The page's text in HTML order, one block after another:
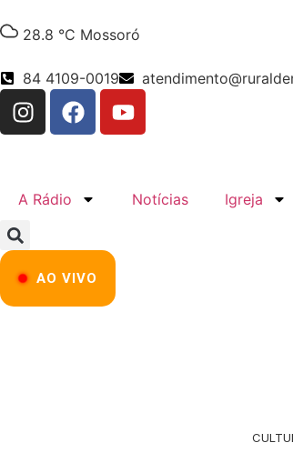
28.8 °C Mossoró
84 4109-0019
A Rádio Notícias Igreja
AO VIVO